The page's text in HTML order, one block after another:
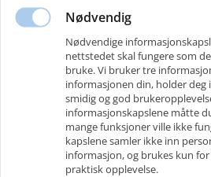
Opprett profil
eller
Registrer deg med e-post
Har du allerede en konto? Logg
Nødvendig
Nødvendige
nettstedet skal fungere som
bruke. Vi bruker tre
informasjonen din, holder deg
smidig og god
informasjonskapslene måtte
mange funksjoner ville ikke
kapslene samler ikke inn
informasjon, og brukes kun
praktisk opplevelse.